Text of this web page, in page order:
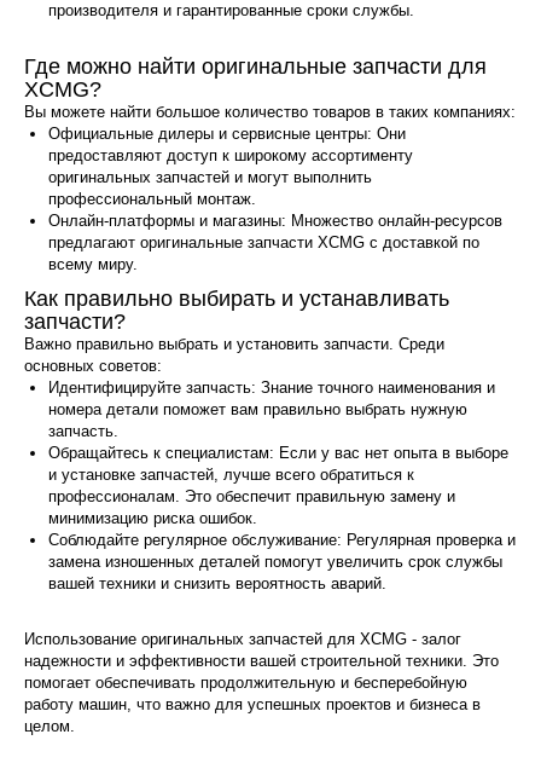
производителя и гарантированные сроки службы.
Где можно найти оригинальные запчасти для
XCMG?
Вы можете найти большое количество товаров в таких компаниях:
Официальные дилеры и сервисные центры: Они
предоставляют доступ к широкому ассортименту
оригинальных запчастей и могут выполнить
профессиональный монтаж.
Онлайн-платформы и магазины: Множество онлайн-ресурсов
предлагают оригинальные запчасти XCMG с доставкой по
всему миру.
Как правильно выбирать и устанавливать
запчасти?
Важно правильно выбрать и установить запчасти. Среди
основных советов:
Идентифицируйте запчасть: Знание точного наименования и
номера детали поможет вам правильно выбрать нужную
запчасть.
Обращайтесь к специалистам: Если у вас нет опыта в выборе
и установке запчастей, лучше всего обратиться к
профессионалам. Это обеспечит правильную замену и
минимизацию риска ошибок.
Соблюдайте регулярное обслуживание: Регулярная проверка и
замена изношенных деталей помогут увеличить срок службы
вашей техники и снизить вероятность аварий.
Использование оригинальных запчастей для XCMG - залог
надежности и эффективности вашей строительной техники. Это
помогает обеспечивать продолжительную и бесперебойную
работу машин, что важно для успешных проектов и бизнеса в
целом.